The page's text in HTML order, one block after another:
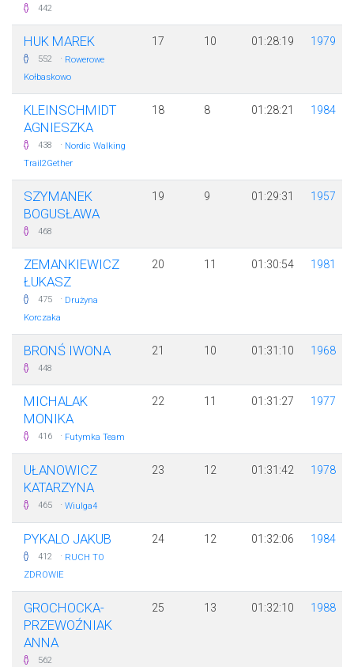
442
HUK MAREK
552 · Rowerowe
Kołbaskowo
17 10 01:28:19 1979
KLEINSCHMIDT
AGNIESZKA
438 · Nordic Walking
Trail2Gether
18 8 01:28:21 1984
SZYMANEK
BOGUSŁAWA
468
19 9 01:29:31 1957
ZEMANKIEWICZ
ŁUKASZ
475 · Drużyna
Korczaka
20 11 01:30:54 1981
BRONŚ IWONA
448
21 10 01:31:10 1968
MICHALAK
MONIKA
416 · Futymka Team
22 11 01:31:27 1977
UŁANOWICZ
KATARZYNA
465 · Wiulga4
23 12 01:31:42 1978
PYKALO JAKUB
412 · RUCH TO
ZDROWIE
24 12 01:32:06 1984
GROCHOCKA-
PRZEWOŹNIAK
ANNA
562
25 13 01:32:10 1988